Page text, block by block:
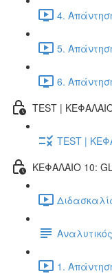
4.
5.
6.
TEST |
TEST |
ΚΕΦΑΛΑΙΟ 10:
1.